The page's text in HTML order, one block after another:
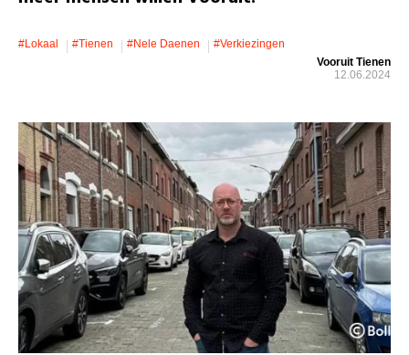
#lokaal #Tienen #Nele Daenen
#verkiezingen
Vooruit Tienen
12.06.2024